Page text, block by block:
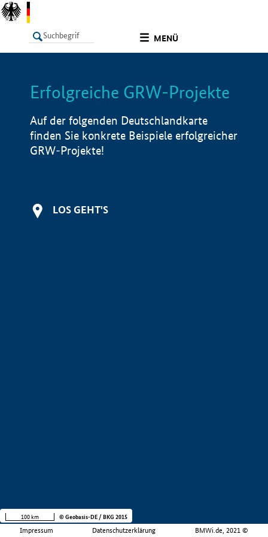
MENÜ
LISTE Info
Erfolgreiche GRW-Projekte
Auf der folgenden Deutschlandkarte
finden Sie konkrete Beispiele erfolgreicher
GRW-Projekte!
LOS GEHT'S
Impressum Datenschutzerklärung BMWi.de, 2021 ©
100 km © Geobasis-DE / BKG 2015